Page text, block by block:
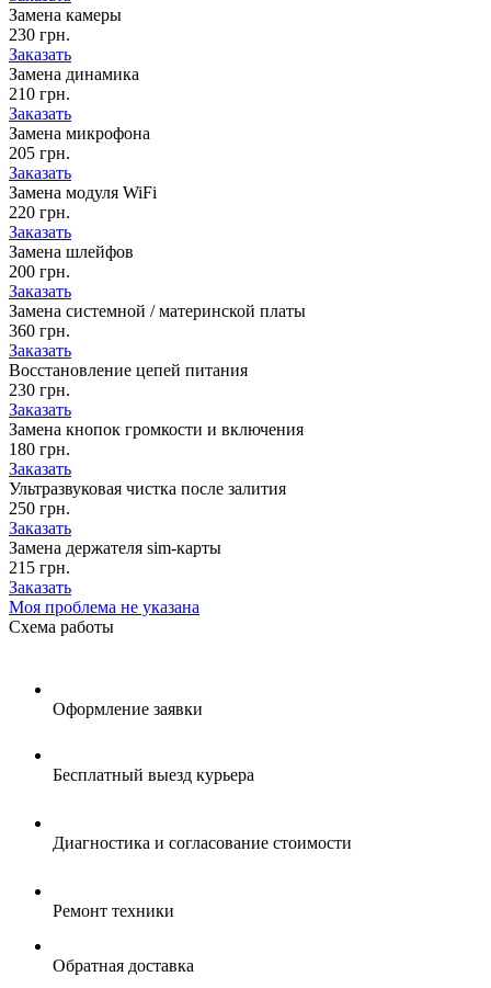
Замена камеры
230 грн.
Заказать
Замена динамика
210 грн.
Заказать
Замена микрофона
205 грн.
Заказать
Замена модуля WiFi
220 грн.
Заказать
Замена шлейфов
200 грн.
Заказать
Замена системной / материнской платы
360 грн.
Заказать
Восстановление цепей питания
230 грн.
Заказать
Замена кнопок громкости и включения
180 грн.
Заказать
Ультразвуковая чистка после залития
250 грн.
Заказать
Замена держателя sim-карты
215 грн.
Заказать
Моя проблема не указана
Схема работы
Оформление заявки
Бесплатный выезд курьера
Диагностика и согласование стоимости
Ремонт техники
Обратная доставка